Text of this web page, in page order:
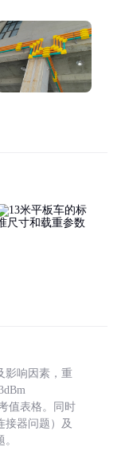
影响因素，重
值表格。同时
接器问题）及